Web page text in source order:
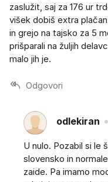
zaslužit, saj za 176 ur
višek dobiš extra
in grejo na tajsko za 5
prišparali na žuljih
malo jih je.
Odgovori
odlekiran
U nulo. Pozabil si le
slovensko in
zaide. Pa imamo